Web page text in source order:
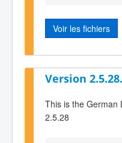
Voir les fichiers
Version
This is the German
2.5.28